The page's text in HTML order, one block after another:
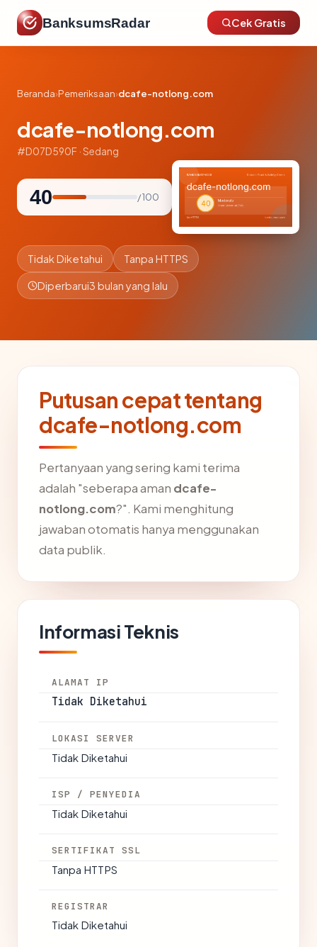
BanksumsRadar Cek Gratis
Beranda›Pemeriksaan›dcafe-notlong.com
dcafe-notlong.com
#D07D590F · Sedang
40 / 100
Tidak Diketahui Tanpa HTTPS
Diperbarui3 bulan yang lalu
Putusan cepat tentang
dcafe-notlong.com
Pertanyaan yang sering kami terima
adalah "seberapa aman dcafe-
notlong.com?". Kami menghitung
jawaban otomatis hanya menggunakan
data publik.
Informasi Teknis
ALAMAT IP
Tidak Diketahui
LOKASI SERVER
Tidak Diketahui
ISP / PENYEDIA
Tidak Diketahui
SERTIFIKAT SSL
Tanpa HTTPS
REGISTRAR
Tidak Diketahui